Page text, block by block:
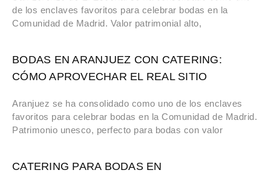
de los enclaves favoritos para celebrar bodas en la
Comunidad de Madrid. Valor patrimonial alto,
BODAS EN ARANJUEZ CON CATERING:
CÓMO APROVECHAR EL REAL SITIO
Aranjuez se ha consolidado como uno de los enclaves
favoritos para celebrar bodas en la Comunidad de Madrid.
Patrimonio unesco, perfecto para bodas con valor
CATERING PARA BODAS EN